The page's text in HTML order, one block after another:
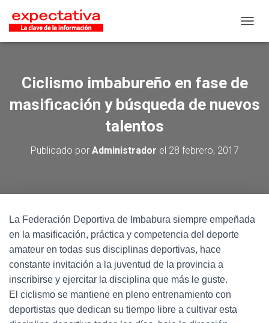
Ciclismo imbabureño en fase de
masificación y búsqueda de nuevos
talentos
Publicado por Administrador el 28 febrero, 2017
La Federación Deportiva de Imbabura siempre empeñada
en la masificación, práctica y competencia del deporte
amateur en todas sus disciplinas deportivas, hace
constante invitación a la juventud de la provincia a
inscribirse y ejercitar la disciplina que más le guste.
El ciclismo se mantiene en pleno entrenamiento con
deportistas que dedican su tiempo libre a cultivar esta